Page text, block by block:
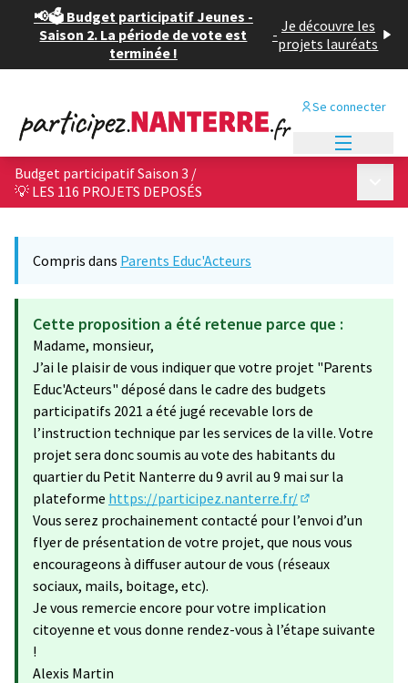
📢🗳️ Budget participatif Jeunes -
Saison 2. La période de vote est
terminée !
- Je découvre les
projets lauréats
Se connecter
Budget participatif Saison 3 /
💡 LES 116 PROJETS DEPOSÉS
Compris dans Parents Educ'Acteurs
Cette proposition a été retenue parce que :
Madame, monsieur,
J’ai le plaisir de vous indiquer que votre projet "Parents
Educ'Acteurs" déposé dans le cadre des budgets
participatifs 2021 a été jugé recevable lors de
l’instruction technique par les services de la ville. Votre
projet sera donc soumis au vote des habitants du
quartier du Petit Nanterre du 9 avril au 9 mai sur la
plateforme https://participez.nanterre.fr/
(S'ouvre dans
Vous serez prochainement contacté pour l’envoi d’un
flyer de présentation de votre projet, que nous vous
encourageons à diffuser autour de vous (réseaux
sociaux, mails, boitage, etc).
Je vous remercie encore pour votre implication
citoyenne et vous donne rendez-vous à l’étape suivante
!
Alexis Martin